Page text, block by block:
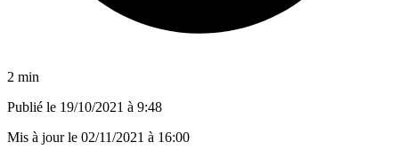
2 min
Publié le 19/10/2021 à 9:48
Mis à jour le 02/11/2021 à 16:00